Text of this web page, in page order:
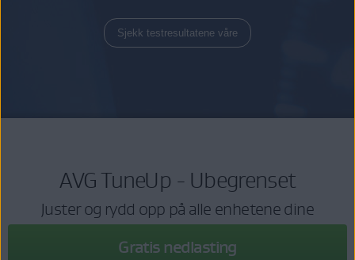
Sjekk testresultatene våre
AVG TuneUp - Ubegrenset
Juster og rydd opp på alle enhetene dine
Gratis nedlasting